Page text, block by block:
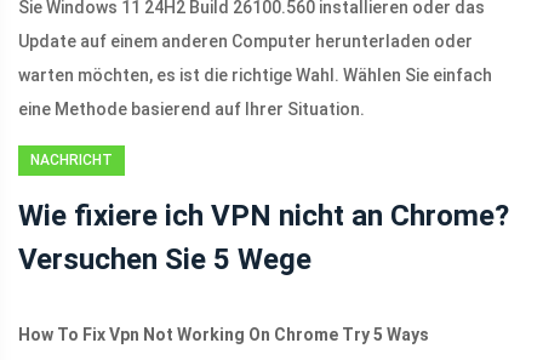
Sie Windows 11 24H2 Build 26100.560 installieren oder das
Update auf einem anderen Computer herunterladen oder
warten möchten, es ist die richtige Wahl. Wählen Sie einfach
eine Methode basierend auf Ihrer Situation.
NACHRICHT
Wie fixiere ich VPN nicht an Chrome?
Versuchen Sie 5 Wege
How To Fix Vpn Not Working On Chrome Try 5 Ways